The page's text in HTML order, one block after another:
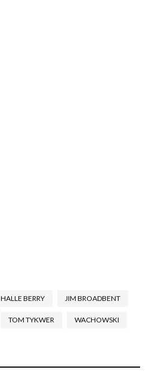
HALLE BERRY JIM BROADBENT
TOM TYKWER WACHOWSKI